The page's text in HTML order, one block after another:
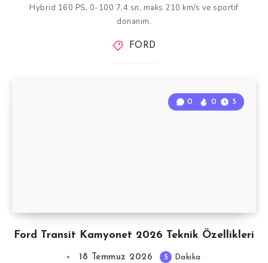
Hybrid 160 PS, 0-100 7,4 sn, maks 210 km/s ve sportif
donanım.
FORD
Ford Transit Kamyonet 2026 Teknik Özellikleri
0 0 5
18 Temmuz 2026 5 Dakika